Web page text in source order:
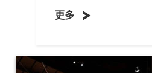
更多